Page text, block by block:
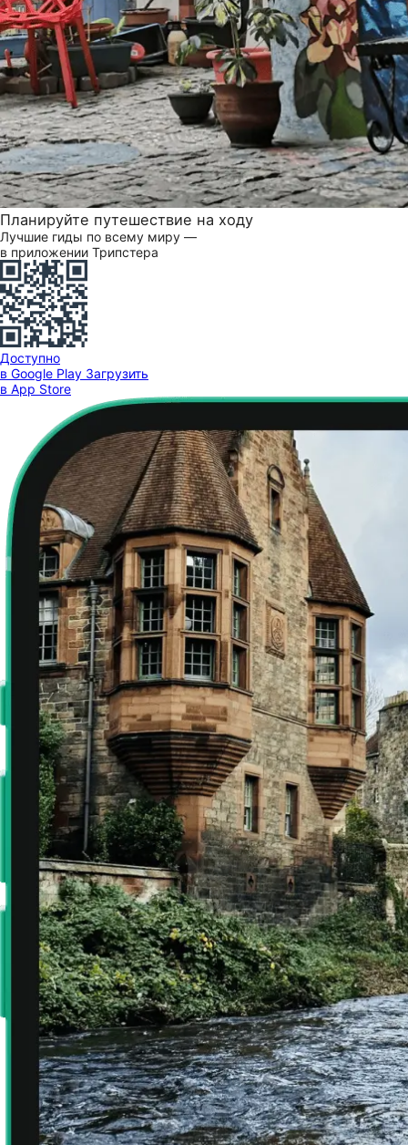
Планируйте путешествие на ходу
Лучшие гиды по всему миру —
в приложении Трипстера
Доступно
в Google Play Загрузить
в App Store